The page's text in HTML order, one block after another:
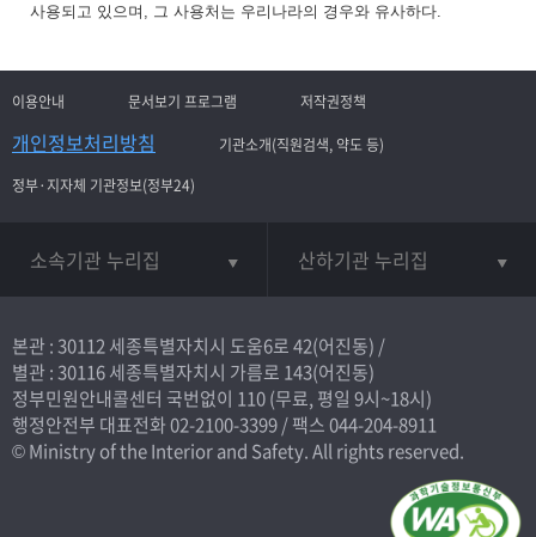
사용되고 있으며, 그 사용처는 우리나라의 경우와 유사하다.
이용안내 문서보기 프로그램 저작권정책
개인정보처리방침
기관소개(직원검색, 약도 등)
정부·지자체 기관정보(정부24)
소속기관 누리집 산하기관 누리집
본관 : 30112 세종특별자치시 도움6로 42(어진동) /
별관 : 30116 세종특별자치시 가름로 143(어진동)
정부민원안내콜센터 국번없이 110(무료, 평일 9시~18시)
행정안전부 대표전화02-2100-3399/ 팩스 044-204-8911
© Ministry of the Interior and Safety. All rights reserved.